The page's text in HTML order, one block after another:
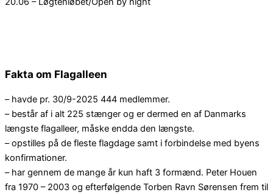
Fakta om Flagalleen
– havde pr. 30/9-2025 444 medlemmer.
– består af i alt 225 stænger og er dermed en af Danmarks
længste flagalleer, måske endda den længste.
– opstilles på de fleste flagdage samt i forbindelse med byens
konfirmationer.
– har gennem de mange år kun haft 3 formænd. Peter Houen
fra 1970 – 2003 og efterfølgende Torben Ravn Sørensen frem til